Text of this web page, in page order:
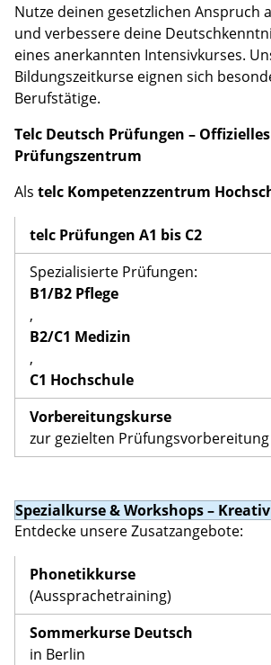
Nutze deinen gesetzlichen Anspruch
und verbessere deine
eines anerkannten Intensivkurses.
Bildungszeitkurse eignen sich
Berufstätige.
Telc Deutsch Prüfungen – Offizielles
Prüfungszentrum
Als telc Kompetenzzentrum
telc Prüfungen A1 bis C2
Spezialisierte Prüfungen:
B1/B2 Pflege
,
B2/C1 Medizin
,
C1 Hochschule
Vorbereitungskurse
zur gezielten Prüfungsvorbereitung
Spezialkurse & Workshops –
Entdecke unsere Zusatzangebote:
Phonetikkurse
(Aussprachetraining)
Sommerkurse Deutsch
in Berlin